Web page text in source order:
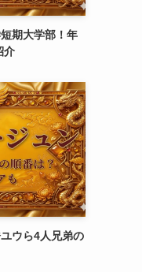
期大学部！年
介
ウら4人兄弟の